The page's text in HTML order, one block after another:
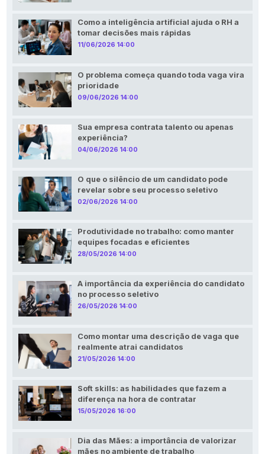
Como a inteligência artificial ajuda o RH a
tomar decisões mais rápidas
11/06/2026 14:00
O problema começa quando toda vaga vira
prioridade
09/06/2026 14:00
Sua empresa contrata talento ou apenas
experiência?
04/06/2026 14:00
O que o silêncio de um candidato pode
revelar sobre seu processo seletivo
02/06/2026 14:00
Produtividade no trabalho: como manter
equipes focadas e eficientes
28/05/2026 14:00
A importância da experiência do candidato
no processo seletivo
26/05/2026 14:00
Como montar uma descrição de vaga que
realmente atrai candidatos
21/05/2026 14:00
Soft skills: as habilidades que fazem a
diferença na hora de contratar
15/05/2026 16:00
Dia das Mães: a importância de valorizar
mães no ambiente de trabalho